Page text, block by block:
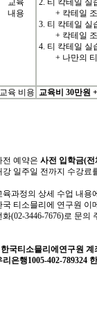
교육
내용
2. 티 칵테일 실
+ 칵테일 조
3. 티 칵테일 실
+ 칵테일 조
4. 티 칵테일 실
+ 나만의 티
육 비용 교육비 30만원 +
전 예약은 사전 입학금(전
강 일주일 전까지 수강료
육과정의 상세 수업 내용에
국 티소믈리에 연구원 이
화(02-3446-7676)로 문의
한국티소믈리에연구원 계
리은행1005-402-789324